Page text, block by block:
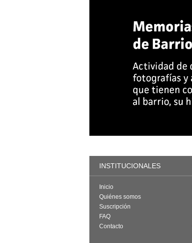
INSTITUCIONALES
Inicio
Quiénes somos
Suscripción
FAQ
Contacto